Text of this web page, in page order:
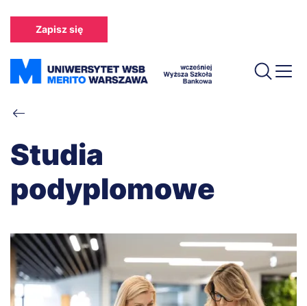
treści
Zapisz się
Ścieżka
nawigacyjna
Studia
podyplomowe